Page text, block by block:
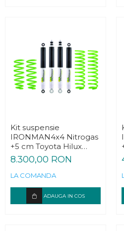
Kit suspensie
IRONMAN4x4 Nitrogas
+5 cm Toyota Hilux
1997-2005
8.300,00 RON
LA COMANDA
ADAUGA IN COS